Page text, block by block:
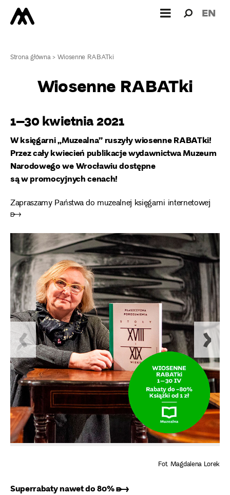
dla: EN
Strona główna>Wiosenne RABATki
Wiosenne RABATki
1–30 kwietnia 2021
W księgarni „Muzealna”ruszyły wiosenne RABATki!
Przez cały kwiecień publikacje wydawnictwa Muzeum
Narodowego we Wrocławiu dostępne
są w promocyjnych cenach!
Zapraszamy Państwa do muzealnej księgarni internetowej
➸
Fot. Magdalena Lorek
Superrabaty nawet do 80% ➸